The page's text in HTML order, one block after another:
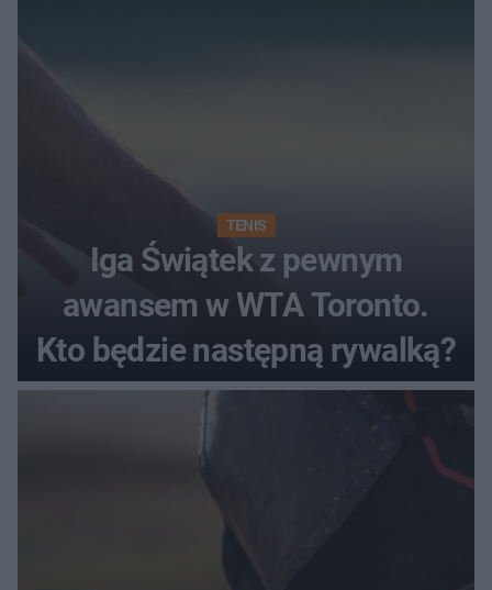
TENIS
Iga Świątek z pewnym
awansem w WTA Toronto.
Kto będzie następną rywalką?